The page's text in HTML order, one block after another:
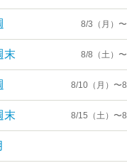
8/3（月）〜
末 8/8（土）〜
8/10（月）〜
末 8/15（土）〜